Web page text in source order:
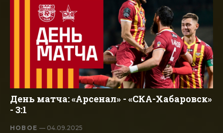
День матча: «Арсенал» - «СКА-Хабаровск»
- 3:1
НОВОЕ— 04.09.2025